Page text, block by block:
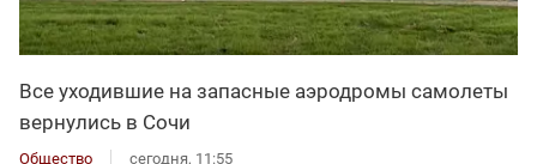
Все уходившие на запасные аэродромы самолеты
вернулись в Сочи
Общество сегодня, 11:55